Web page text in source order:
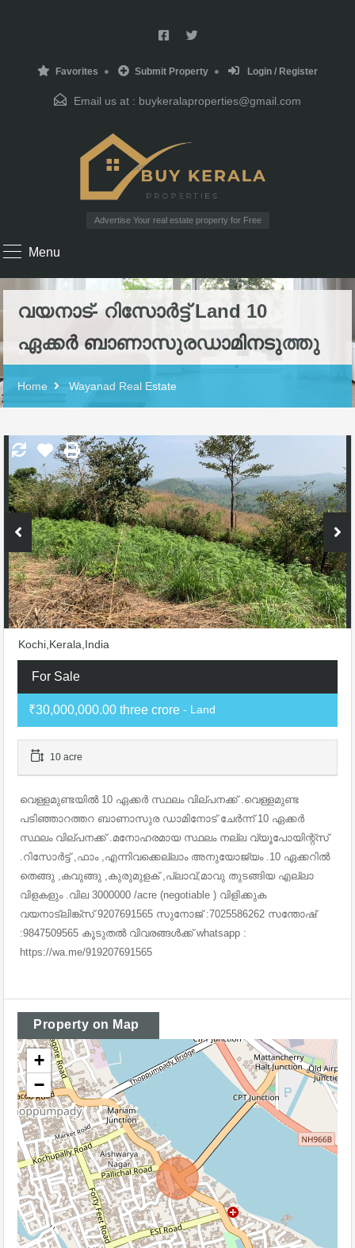
Favorites Submit Property Login / Register
Email us at : buykeralaproperties@gmail.com
Advertise Your real estate property for Free
Menu
വയനാട്- റിസോർട്ട് Land 10
ഏക്കർ ബാണാസുരഡാമിനടുത്തു
Home Wayanad Real Estate
Kochi,Kerala,India
For Sale
₹30,000,000.00 three crore - Land
10 acre
വെള്ളമുണ്ടയിൽ 10 ഏക്കർ സ്ഥലം വില്പനക്ക് .വെള്ളമുണ്ട
പടിഞ്ഞാറത്തറ ബാണാസുര ഡാമിനോട് ചേർന്ന് 10 ഏക്കർ
സ്ഥലം വില്പനക്ക് .മനോഹരമായ സ്ഥലം നല്ല വ്യൂപോയിന്റ്സ്
.റിസോർട്ട് ,ഫാം ,എന്നിവക്കെല്ലാം അനുയോജ്യം .10 ഏക്കറിൽ
തെങ്ങു ,കവുങ്ങു ,കുരുമുളക് ,പ്ലാവ്,മാവു തുടങ്ങിയ എല്ലാ
വിളകളും .വില 3000000 /acre (negotiable ) വിളിക്കുക
വയനാട്‌ലിങ്ക്സ് 9207691565 സുനോജ് :7025586262 സന്തോഷ്
:9847509565 കൂടുതൽ വിവരങ്ങൾക്ക്‌ whatsapp :
https://wa.me/919207691565
Property on Map
+
−